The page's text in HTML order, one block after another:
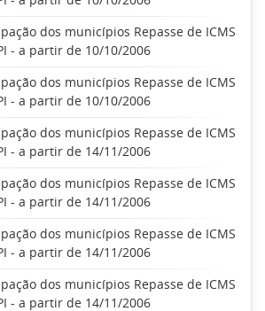
dos municípios Repasse de ICMS
- a partir de 10/10/2006
dos municípios Repasse de ICMS
- a partir de 10/10/2006
dos municípios Repasse de ICMS
- a partir de 14/11/2006
dos municípios Repasse de ICMS
- a partir de 14/11/2006
dos municípios Repasse de ICMS
- a partir de 14/11/2006
dos municípios Repasse de ICMS
- a partir de 14/11/2006